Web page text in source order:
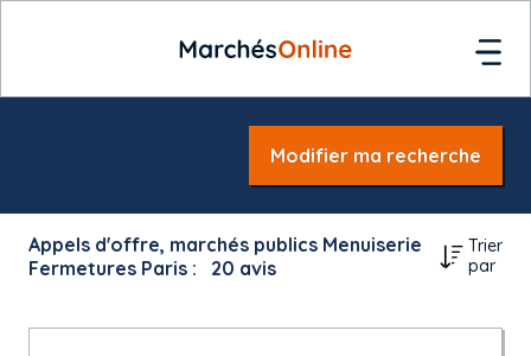
Modifier ma recherche
Appels d'offre, marchés publics Menuiserie
Fermetures Paris :
20 avis
Trier
par